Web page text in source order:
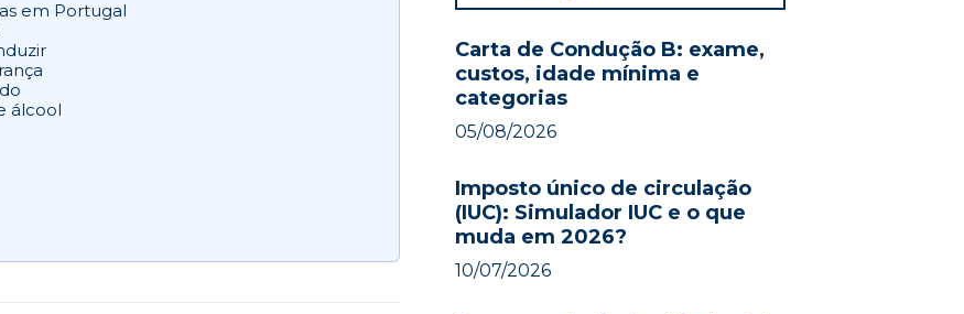
em Portugal
álcool
Carta de Condução B: exame,
custos, idade mínima e
categorias
05/08/2026
Imposto único de circulação
(IUC): Simulador IUC e o que
muda em 2026?
10/07/2026